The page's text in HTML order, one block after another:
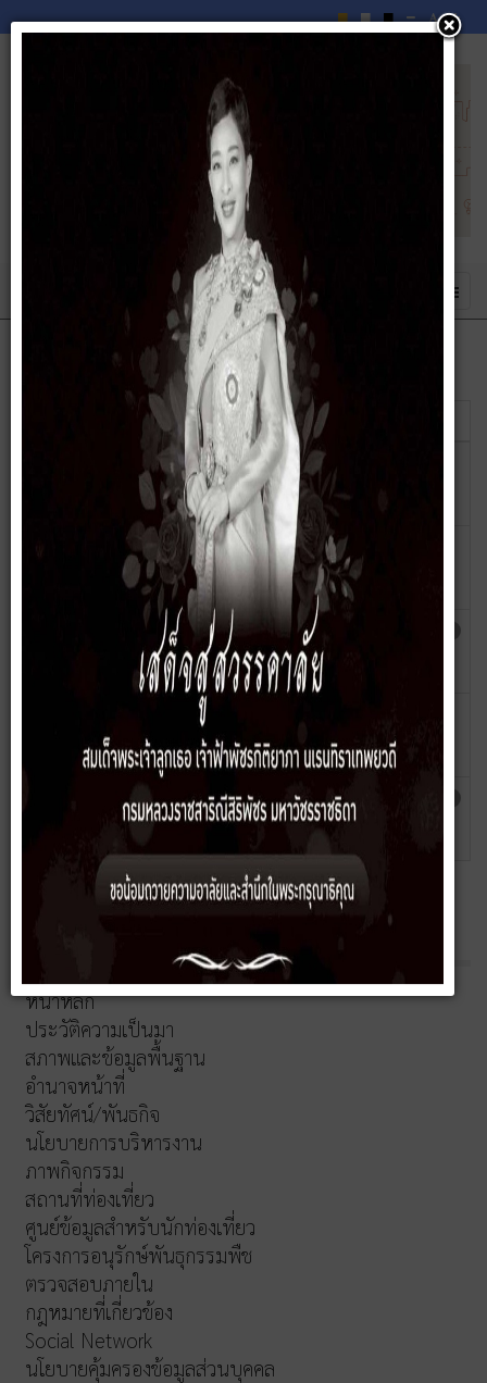
ผู้เขียน
รายงานสรุปผลการจัดซื้อจัดจ้างหรือการจัดหา
พัสดุของหน่วยงาน ประจำปีงบประมาณ
เขียนโดย
ยูโสะ
รายงานสรุปผลการจัดซื้อจัดจ้างหรือการจัดหา
พัสดุประจำปี พ.ศ.2567
เขียนโดย
อิสมาแอน
ยูโสะ
รายงานสรุปผลการจัดซื้อจัดจ้างหรือการจัดหา
พัสดุประจำปี พ.ศ.2566
เขียนโดย
อิสมาแอน
ยูโสะ
รายงานผลการจัดซื้อจัดจ้างหรือการจัดหา
พัสดุประจำปี พ.ศ. 2565
ยูโสะ
รายงานผลการจัดซื้อจัดจ้างหรือการจัดหา
พัสดุประจำปี 2563
เขียนโดย
อิสมาแอน
ยูโสะ
หน้าหลัก
ประวัติความเป็นมา
สภาพและข้อมูลพื้นฐาน
อำนาจหน้าที่
วิสัยทัศน์/พันธกิจ
นโยบายการบริหารงาน
ภาพกิจกรรม
สถานที่ท่องเที่ยว
ศูนย์ข้อมูลสำหรับนักท่องเที่ยว
โครงการอนุรักษ์พันธุกรรมพืช
ตรวจสอบภายใน
กฎหมายที่เกี่ยวข้อง
Social Network
นโยบายคุ้มครองข้อมูลส่วนบุคคล